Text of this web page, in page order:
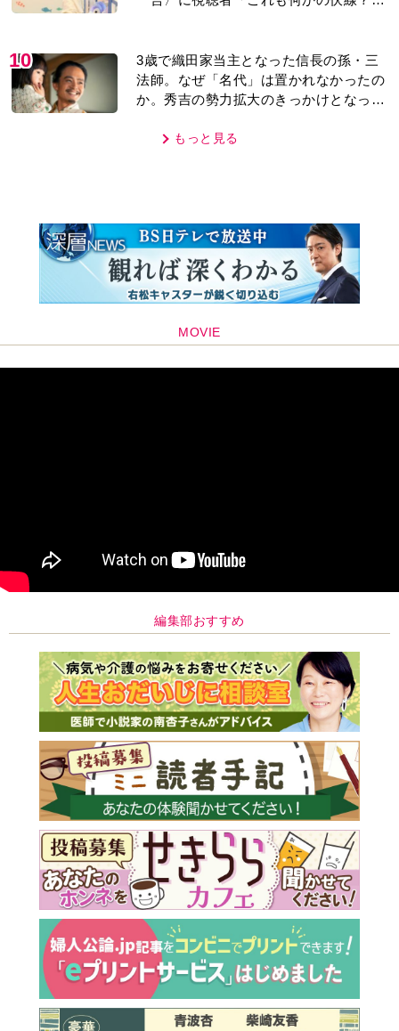
10
3歳で織田家当主となった信長の孫・三
法師。なぜ「名代」は置かれなかったの
か。秀吉の勢力拡大のきっかけとなった
が『豊臣兄弟！』を解説
もっと見る
MOVIE
編集部おすすめ